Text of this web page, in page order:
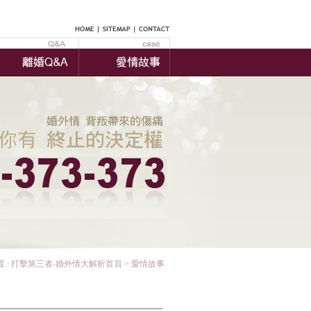
: 打擊第三者-婚外情大解析首頁 > 愛情故事